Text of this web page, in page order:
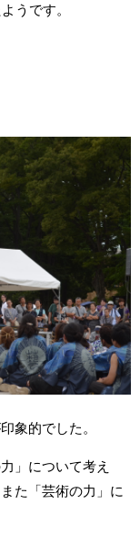
うです。
象的でした。
」について考え
た「芸術の力」に